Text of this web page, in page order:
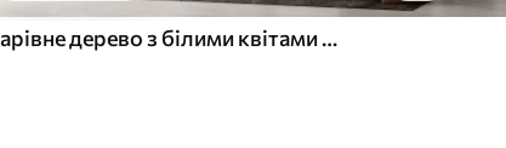
Чарівне дерево з білими квітами на тлі хмар в цікавому стилі в ніжних теплих тонах